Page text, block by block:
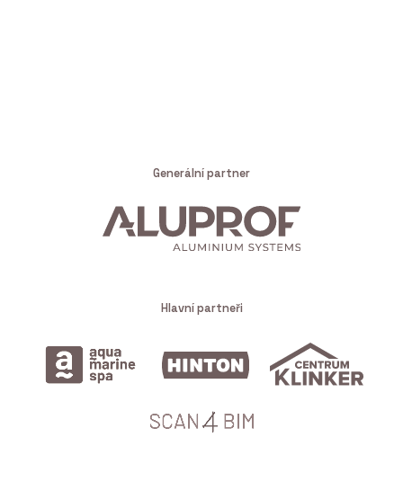
Generální partner
Hlavní partneři